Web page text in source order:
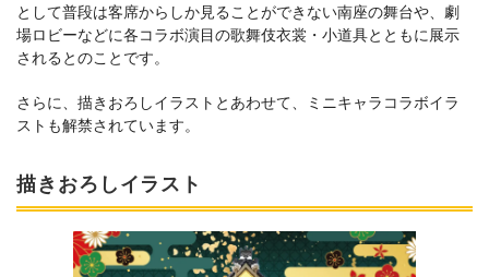
として普段は客席からしか見ることができない南座の舞台や、劇
場ロビーなどに各コラボ演目の歌舞伎衣裳・小道具とともに展示
されるとのことです。
さらに、描きおろしイラストとあわせて、ミニキャラコラボイラ
ストも解禁されています。
描きおろしイラスト